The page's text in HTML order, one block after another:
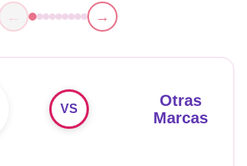
← →
Otras
Marcas
VS